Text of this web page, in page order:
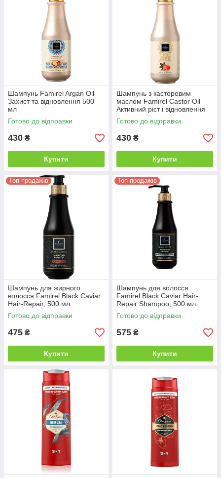
Шампунь Famirel Argan Oil
Захист та відновлення 500
мл
Готово до відправки
430 ₴
Купити
Шампунь з касторовим
маслом Famirel Castor Oil
Активний ріст і відновлення
500 мл
Готово до відправки
430 ₴
Купити
Топ продажів
Шампунь для жирного
волосся Famirel Black Caviar
Hair-Repair, 500 мл
Готово до відправки
475 ₴
Купити
Топ продажів
Шампунь для волосся
Famirel Black Caviar Hair-
Repair Shampoo, 500 мл.
Готово до відправки
575 ₴
Купити